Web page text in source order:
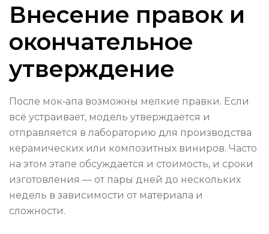
Внесение правок и
окончательное
утверждение
После мок‑апа возможны мелкие правки. Если
всё устраивает, модель утверждается и
отправляется в лабораторию для производства
керамических или композитных виниров. Часто
на этом этапе обсуждается и стоимость, и сроки
изготовления — от пары дней до нескольких
недель в зависимости от материала и
сложности.